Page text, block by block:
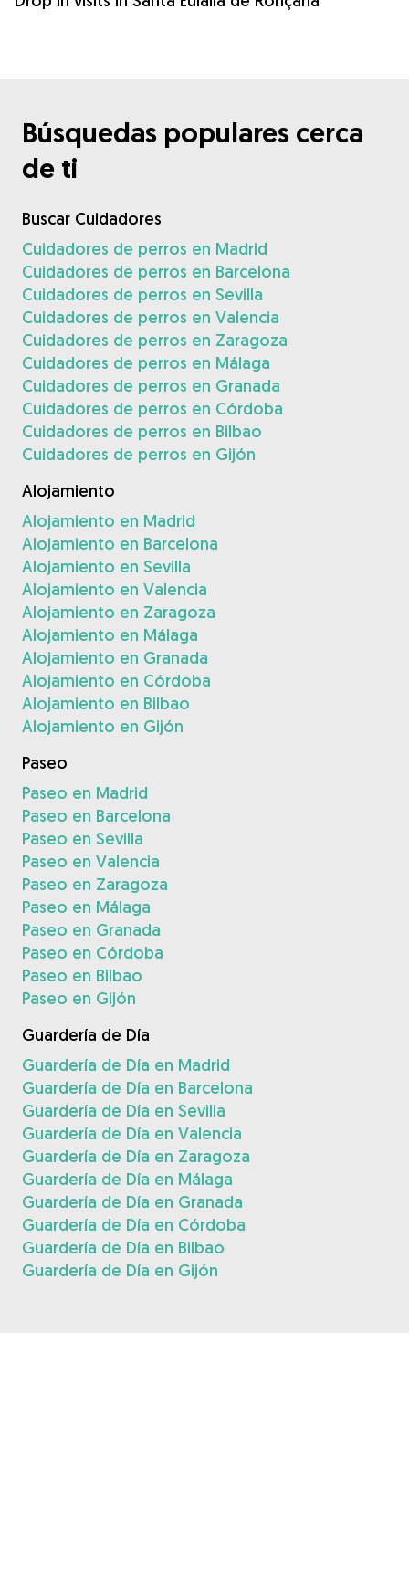
Búsquedas populares cerca
de ti
Buscar Cuidadores
Cuidadores de perros en Madrid
Cuidadores de perros en Barcelona
Cuidadores de perros en Sevilla
Cuidadores de perros en Valencia
Cuidadores de perros en Zaragoza
Cuidadores de perros en Málaga
Cuidadores de perros en Granada
Cuidadores de perros en Córdoba
Cuidadores de perros en Bilbao
Cuidadores de perros en Gijón
Alojamiento
Alojamiento en Madrid
Alojamiento en Barcelona
Alojamiento en Sevilla
Alojamiento en Valencia
Alojamiento en Zaragoza
Alojamiento en Málaga
Alojamiento en Granada
Alojamiento en Córdoba
Alojamiento en Bilbao
Alojamiento en Gijón
Paseo
Paseo en Madrid
Paseo en Barcelona
Paseo en Sevilla
Paseo en Valencia
Paseo en Zaragoza
Paseo en Málaga
Paseo en Granada
Paseo en Córdoba
Paseo en Bilbao
Paseo en Gijón
Guardería de Día
Guardería de Día en Madrid
Guardería de Día en Barcelona
Guardería de Día en Sevilla
Guardería de Día en Valencia
Guardería de Día en Zaragoza
Guardería de Día en Málaga
Guardería de Día en Granada
Guardería de Día en Córdoba
Guardería de Día en Bilbao
Guardería de Día en Gijón